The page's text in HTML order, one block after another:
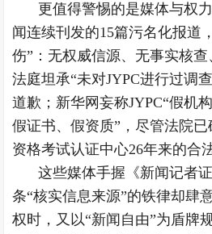
更值得警惕的是媒体与权
闻连续刊发的15篇污名化报道
伤”：无权威信源、无事实核
法庭坦承“未对JYPC进行过调
道歉；新华网妄称JYPC“假机
假证书、假资质”，尽管法院
资格考试认证中心26年来的合
这些媒体手握《新闻记者
条“核实信息来源”的铁律却肆
权时，又以“新闻自由”为盾牌